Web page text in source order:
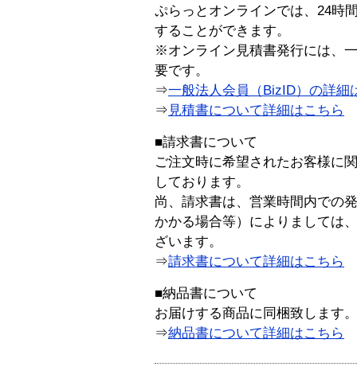
ぷらっとオンラインでは、24時
することができます。
※オンライン見積書発行には、
要です。
⇒一般法人会員（BizID）の詳細
⇒ 見積書について詳細はこちら
■請求書について
ご注文時に希望されたお客様に
しております。
尚、請求書は、営業時間内での
かかる場合等）によりましては
ざいます。
⇒請求書について詳細はこちら
■納品書について
お届けする商品に同梱致します。
⇒納品書について詳細はこちら